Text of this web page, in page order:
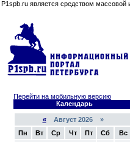
P1spb.ru является средством
Перейти на мобильную версию
Календарь
«Август 2026 »
Пн
Вт Ср Чт Пт Сб
Вс